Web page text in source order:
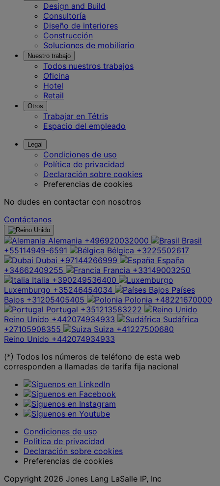
Design and Build
Consultoría
Diseño de interiores
Construcción
Soluciones de mobiliario
Nuestro trabajo
Todos nuestros trabajos
Oficina
Hotel
Retail
Otros
Trabajar en Tétris
Espacio del empleado
Legal
Condiciones de uso
Política de privacidad
Declaración sobre cookies
Preferencias de cookies
No dudes en contactar con nosotros
Contáctanos
Alemania +496920032000
Brasil
+55114949-6591
Bélgica +3225502617
Dubai +97144266999
España
+34662409255
Francia +33149003250
Italia +390249536400
Luxemburgo +35246454034
Países
Bajos +31205405405 Polonia +48221670000
Portugal +351213583222
Reino Unido +442074934933
Sudáfrica
+27105908355
Suiza +41227500680
Reino Unido +442074934933
(*) Todos los números de teléfono de esta web
corresponden a llamadas de tarifa fija nacional
Condiciones de uso
Política de privacidad
Declaración sobre cookies
Preferencias de cookies
Copyright 2026 Jones Lang LaSalle IP, Inc